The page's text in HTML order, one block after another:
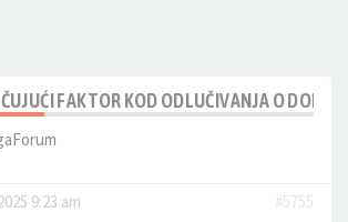
FAKTOR KOD ODLUČIVANJA O
9:23 am #5755